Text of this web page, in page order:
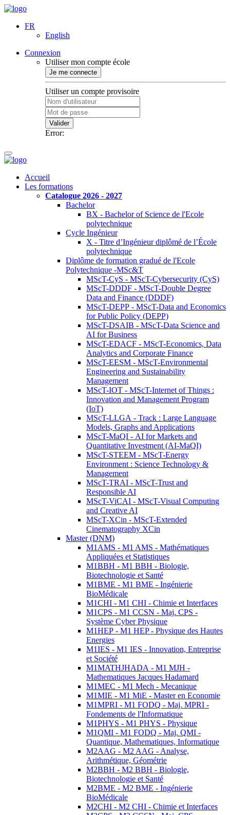
FR
English
Connexion
Utiliser mon compte école
Je me connecte
Utiliser un compte provisoire
Valider
Error:
Accueil
Les formations
Catalogue 2026 - 2027
Bachelor
BX - Bachelor of Science de l'Ecole
polytechnique
Cycle Ingénieur
X - Titre d’Ingénieur diplômé de l’École
polytechnique
Diplôme de formation gradué de l'Ecole
Polytechnique -MSc&T
MScT-CyS - MScT-Cybersecurity (CyS)
MScT-DDDF - MScT-Double Degree
Data and Finance (DDDF)
MScT-DEPP - MScT-Data and Economics
for Public Policy (DEPP)
MScT-DSAIB - MScT-Data Science and
AI for Business
MScT-EDACF - MScT-Economics, Data
Analytics and Corporate Finance
MScT-EESM - MScT-Environmental
Engineering and Sustainability
Management
MScT-IOT - MScT-Internet of Things :
Innovation and Management Program
(IoT)
MScT-LLGA - Track : Large Language
Models, Graphs and Applications
MScT-MaQI - AI for Markets and
Quantitative Investment (AI-MaQI)
MScT-STEEM - MScT-Energy
Environment : Science Technology &
Management
MScT-TRAI - MScT-Trust and
Responsible AI
MScT-ViCAI - MScT-Visual Computing
and Creative AI
MScT-XCin - MScT-Extended
Cinematography XCin
Master (DNM)
M1AMS - M1 AMS - Mathématiques
Appliquées et Statistiques
M1BBH - M1 BBH - Biologie,
Biotechnologie et Santé
M1BME - M1 BME - Ingénierie
BioMédicale
M1CHI - M1 CHI - Chimie et Interfaces
M1CPS - M1 CCSN - Maj. CPS -
Système Cyber Physique
M1HEP - M1 HEP - Physique des Hautes
Energies
M1IES - M1 IES - Innovation, Entreprise
et Société
M1MATHJHADA - M1 MJH -
Mathematiques Jacques Hadamard
M1MEC - M1 Mech - Mecanique
M1MIE - M1 MiE - Master en Economie
M1MPRI - M1 FODQ - Maj. MPRI -
Fondements de l'Informatique
M1PHYS - M1 PHYS - Physique
M1QMI - M1 FODQ - Maj. QMI -
Quantique, Mathematiques, Informatique
M2AAG - M2 AAG - Analyse,
Arithmétique, Géométrie
M2BBH - M2 BBH - Biologie,
Biotechnologie et Santé
M2BME - M2 BME - Ingénierie
BioMédicale
M2CHI - M2 CHI - Chimie et Interfaces